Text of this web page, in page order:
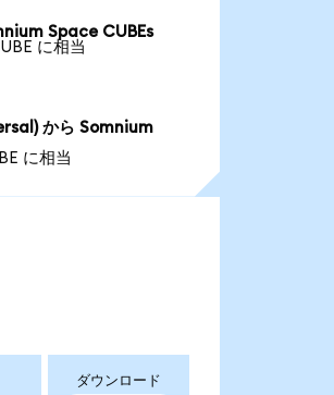
Space CUBEs
に相当
から Somnium
に相当
ダウンロード